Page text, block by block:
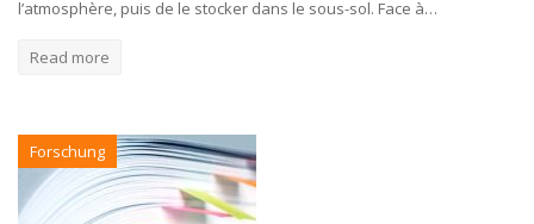
l’atmosphère, puis de le stocker dans le sous-sol. Face à…
Read more
Forschung